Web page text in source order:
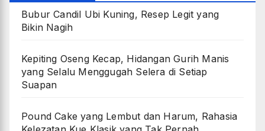
Bubur Candil Ubi Kuning, Resep Legit yang
Bikin Nagih
Kepiting Oseng Kecap, Hidangan Gurih Manis
yang Selalu Menggugah Selera di Setiap
Suapan
Pound Cake yang Lembut dan Harum, Rahasia